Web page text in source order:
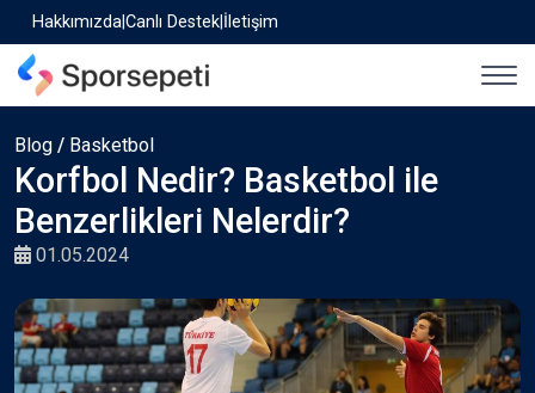
HakkımızdaCanlı Destek İletişim
Blog / Basketbol
Korfbol Nedir? Basketbol ile
Benzerlikleri Nelerdir?
01.05.2024